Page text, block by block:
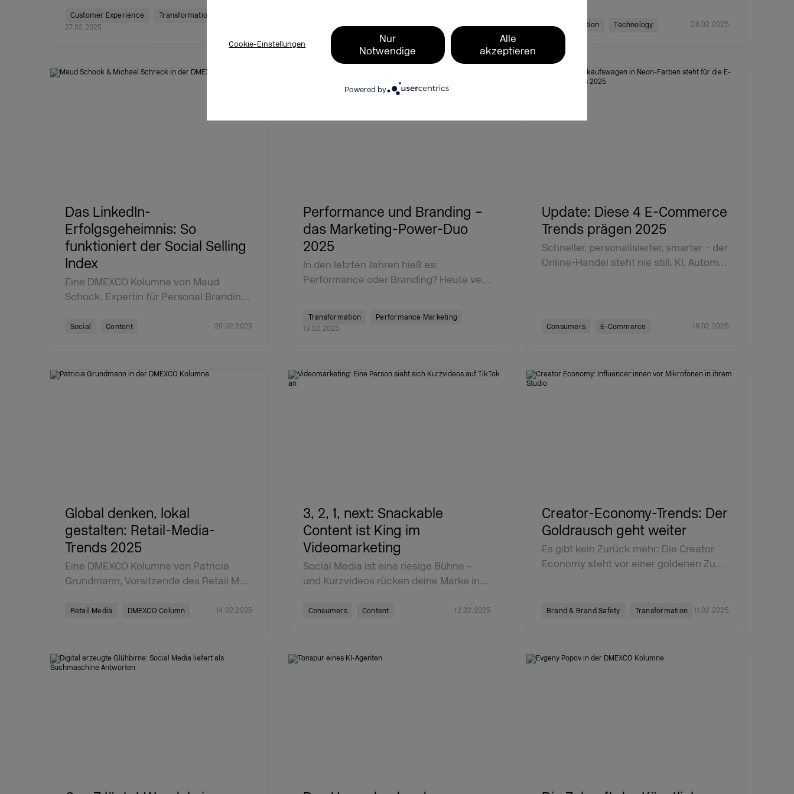
Cookie-Einstellungen
Nur
Notwendige
Alle
akzeptieren
Powered by
Customer Experience
Transformation
27.02.2025
Transformation Technology 26.02.2025
Das LinkedIn-
Erfolgsgeheimnis: So
funktioniert der Social Selling
Index
Eine DMEXCO Kolumne von Maud
Schock, Expertin für Personal Brandin…
Social Content 20.02.2025
Performance und Branding –
das Marketing-Power-Duo
2025
In den letzten Jahren hieß es:
Performance oder Branding? Heute ve…
Transformation
Performance Marketing
19.02.2025
Update: Diese 4 E-Commerce
Trends prägen 2025
Schneller, personalisierter, smarter – der
Online-Handel steht nie still. KI, Autom…
Consumers E-Commerce 18.02.2025
Global denken, lokal
gestalten: Retail-Media-
Trends 2025
Eine DMEXCO Kolumne von Patricia
Grundmann, Vorsitzende des Retail M…
Retail Media DMEXCO Column 14.02.2025
3, 2, 1, next: Snackable
Content ist King im
Videomarketing
Social Media ist eine riesige Bühne –
und Kurzvideos rücken deine Marke in…
Consumers Content 12.02.2025
Creator-Economy-Trends: Der
Goldrausch geht weiter
Es gibt kein Zurück mehr: Die Creator
Economy steht vor einer goldenen Zu…
Brand & Brand Safety Transformation 11.02.2025